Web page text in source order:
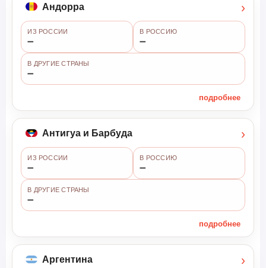
Андорра ›
ИЗ РОССИИ
➖
В РОССИЮ
➖
В ДРУГИЕ СТРАНЫ
➖
подробнее
Антигуа и Барбуда ›
ИЗ РОССИИ
➖
В РОССИЮ
➖
В ДРУГИЕ СТРАНЫ
➖
подробнее
Аргентина ›